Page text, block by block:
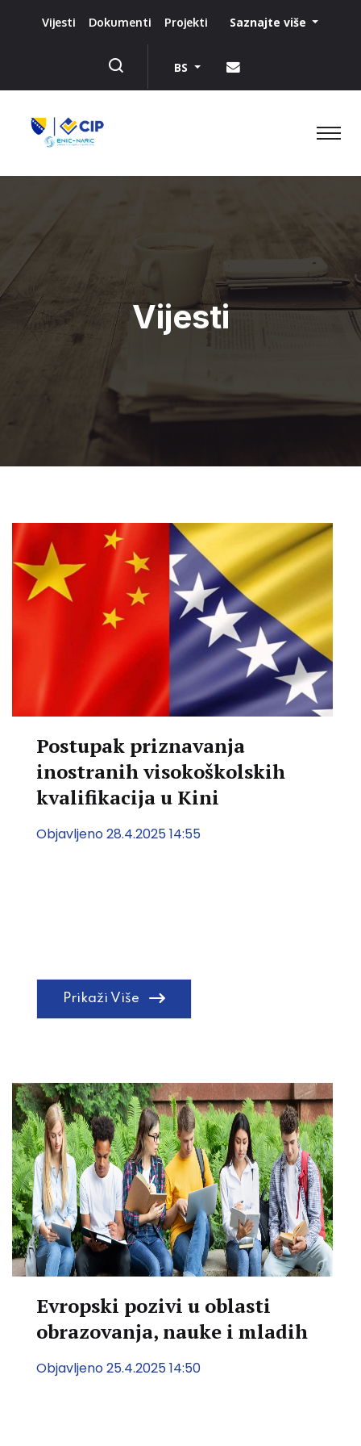
Vijesti Dokumenti Projekti Saznajte više
BS
Vijesti
Postupak priznavanja
inostranih visokoškolskih
kvalifikacija u Kini
Objavljeno 28.4.2025 14:55
Prikaži Više
Evropski pozivi u oblasti
obrazovanja, nauke i mladih
Objavljeno 25.4.2025 14:50